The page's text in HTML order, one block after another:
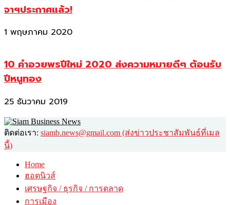
จาฯประกาศแล้ว!
1 พฤษภาคม 2020
10 คำอวยพรปีใหม่ 2020 ส่งความหมายดีๆ ต้อนรับ
ปีหนูทอง
25 ธันวาคม 2019
ติดต่อเรา: siamb.news@gmail.com (ส่งข่าวประชาสัมพันธ์ที่เมล
นี้)
Home
ฮอตนิวส์
เศรษฐกิจ / ธุรกิจ / การตลาด
การเมือง